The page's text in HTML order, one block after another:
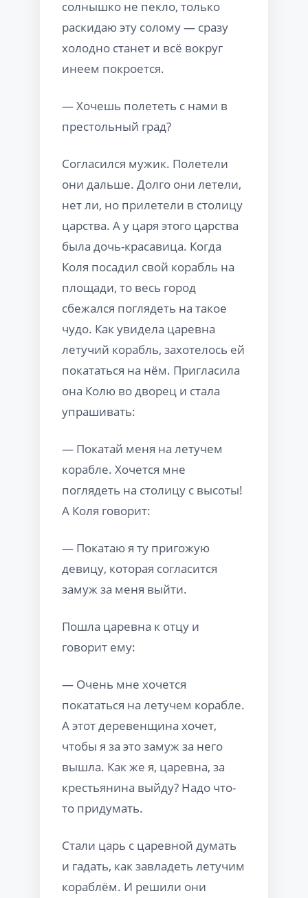
солнышко не пекло, только
раскидаю эту солому — сразу
холодно станет и всё вокруг
инеем покроется.
— Хочешь полететь с нами в
престольный град?
Согласился мужик. Полетели
они дальше. Долго они летели,
нет ли, но прилетели в столицу
царства. А у царя этого царства
была дочь-красавица. Когда
Коля посадил свой корабль на
площади, то весь город
сбежался поглядеть на такое
чудо. Как увидела царевна
летучий корабль, захотелось ей
покататься на нём. Пригласила
она Колю во дворец и стала
упрашивать:
— Покатай меня на летучем
корабле. Хочется мне
поглядеть на столицу с высоты!
А Коля говорит:
— Покатаю я ту пригожую
девицу, которая согласится
замуж за меня выйти.
Пошла царевна к отцу и
говорит ему:
— Очень мне хочется
покататься на летучем корабле.
А этот деревенщина хочет,
чтобы я за это замуж за него
вышла. Как же я, царевна, за
крестьянина выйду? Надо что-
то придумать.
Стали царь с царевной думать
и гадать, как завладеть летучим
кораблём. И решили они